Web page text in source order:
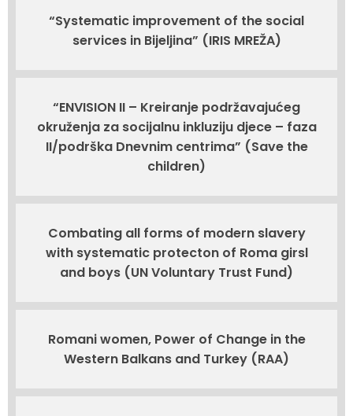
“Systematic improvement of the social
services in Bijeljina” (IRIS MREŽA)
“ENVISION II – Kreiranje podržavajućeg
okruženja za socijalnu inkluziju djece – faza
II/podrška Dnevnim centrima” (Save the
children)
Combating all forms of modern slavery
with systematic protecton of Roma girsl
and boys (UN Voluntary Trust Fund)
Romani women, Power of Change in the
Western Balkans and Turkey (RAA)